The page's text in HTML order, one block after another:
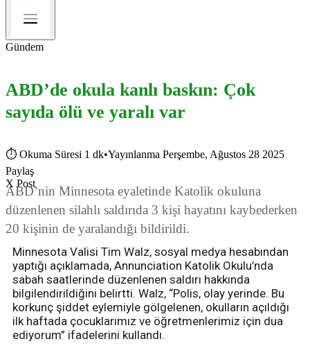
Gündem
ABD’de okula kanlı baskın: Çok
sayıda ölü ve yaralı var
⏱ Okuma Süresi 1 dk•Yayınlanma Perşembe, Ağustos 28 2025
Paylaş
X Post
ABD’nin Minnesota eyaletinde Katolik okuluna
düzenlenen silahlı saldırıda 3 kişi hayatını kaybederken
20 kişinin de yaralandığı bildirildi.
Minnesota Valisi Tim Walz, sosyal medya hesabından
yaptığı açıklamada, Annunciation Katolik Okulu’nda
sabah saatlerinde düzenlenen saldırı hakkında
bilgilendirildiğini belirtti. Walz, “Polis, olay yerinde. Bu
korkunç şiddet eylemiyle gölgelenen, okulların açıldığı
ilk haftada çocuklarımız ve öğretmenlerimiz için dua
ediyorum” ifadelerini kullandı.